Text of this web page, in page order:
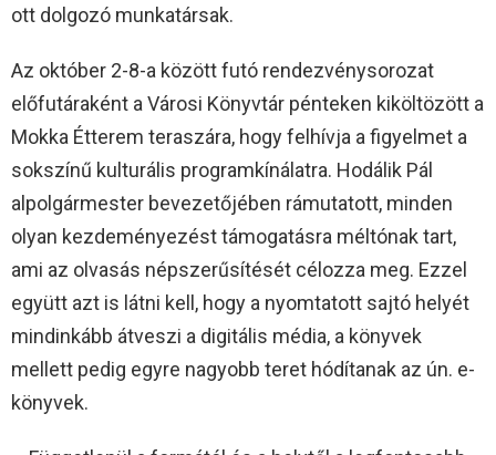
ott dolgozó munkatársak.
Az október 2-8-a között futó rendezvénysorozat
előfutáraként a Városi Könyvtár pénteken kiköltözött a
Mokka Étterem teraszára, hogy felhívja a figyelmet a
sokszínű kulturális programkínálatra. Hodálik Pál
alpolgármester bevezetőjében rámutatott, minden
olyan kezdeményezést támogatásra méltónak tart,
ami az olvasás népszerűsítését célozza meg. Ezzel
együtt azt is látni kell, hogy a nyomtatott sajtó helyét
mindinkább átveszi a digitális média, a könyvek
mellett pedig egyre nagyobb teret hódítanak az ún. e-
könyvek.